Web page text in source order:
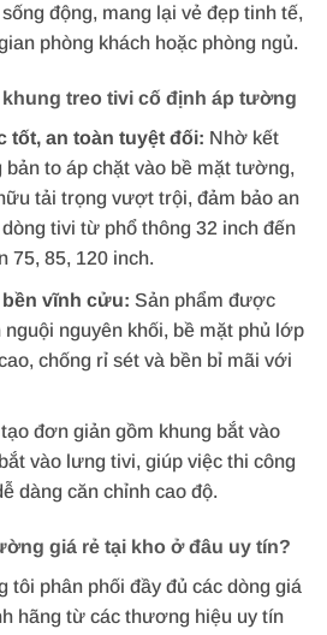
động, mang lại vẻ đẹp tinh tế,
phòng khách hoặc phòng ngủ.
treo tivi cố định áp tường
tốt, an toàn tuyệt đối: Nhờ kết
bản to áp chặt vào bề mặt tường,
tải trọng vượt trội, đảm bảo an
tivi từ phổ thông 32 inch đến
75, 85, 120 inch.
vĩnh cửu: Sản phẩm được
nguyên khối, bề mặt phủ lớp
chống rỉ sét và bền bỉ mãi với
đơn giản gồm khung bắt vào
vào lưng tivi, giúp việc thi công
dàng căn chỉnh cao độ.
giá rẻ tại kho ở đâu uy tín?
tôi phân phối đầy đủ các dòng giá
hãng từ các thương hiệu uy tín